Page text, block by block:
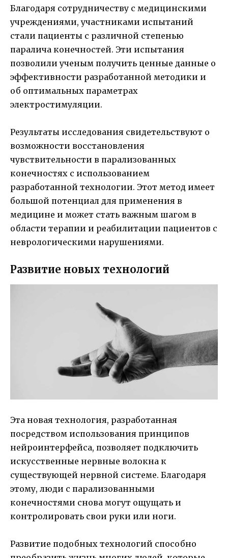
Благодаря сотрудничеству с медицинскими
учреждениями, участниками испытаний
стали пациенты с различной степенью
паралича конечностей. Эти испытания
позволили ученым получить ценные данные о
эффективности разработанной методики и
об оптимальных параметрах
электростимуляции.
Результаты исследования свидетельствуют о
возможности восстановления
чувствительности в парализованных
конечностях с использованием
разработанной технологии. Этот метод имеет
большой потенциал для применения в
медицине и может стать важным шагом в
области терапии и реабилитации пациентов с
неврологическими нарушениями.
Развитие новых технологий
Эта новая технология, разработанная
посредством использования принципов
нейроинтерфейса, позволяет подключить
искусственные нервные волокна к
существующей нервной системе. Благодаря
этому, люди с парализованными
конечностями снова могут ощущать и
контролировать свои руки или ноги.
Развитие подобных технологий способно